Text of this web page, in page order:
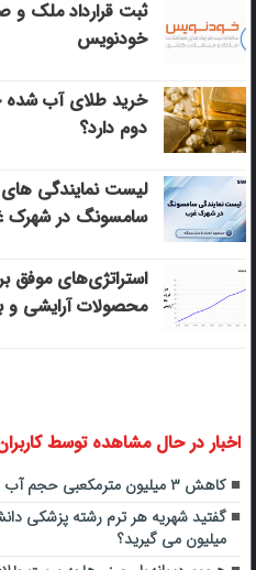
ثبت قرارداد ملک و
خودنویس
خرید طلای آب شده
دوم دارد؟
لیست نمایندگی های
سامسونگ در شهرک
استراتژی‌های موفق
محصولات آرایشی و
اخبار در حال مشاهده توسط کاربران
کاهش ۳ میلیون مترمکعبی حجم آب سد لتیان
میلیون می گیرید؟